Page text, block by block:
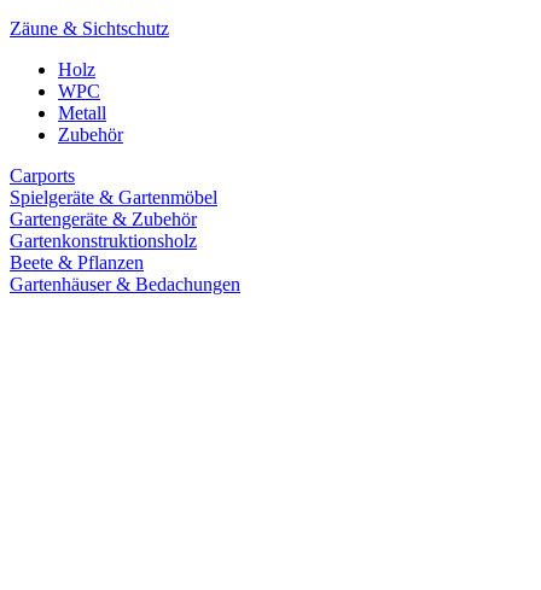
Zäune & Sichtschutz
Holz
WPC
Metall
Zubehör
Carports
Spielgeräte & Gartenmöbel
Gartengeräte & Zubehör
Gartenkonstruktionsholz
Beete & Pflanzen
Gartenhäuser & Bedachungen